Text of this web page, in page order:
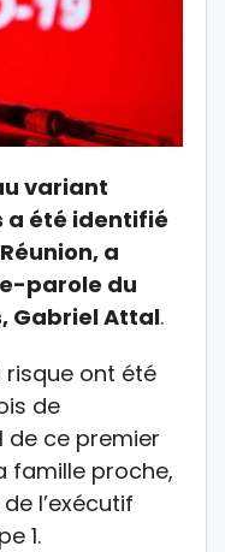
variant
a été identifié
a
parole du
Gabriel Attal.
risque ont été
de
de ce premier
famille proche,
l’exécutif
1.